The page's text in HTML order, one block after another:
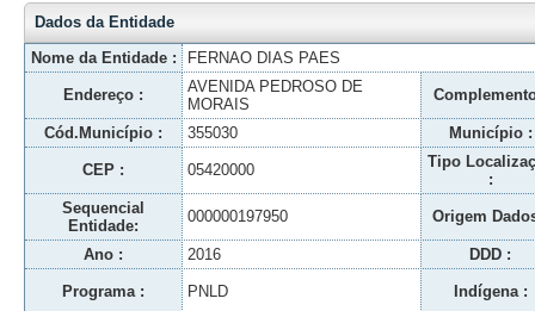
Dados da Entidade
Nome da Entidade :
FERNAO DIAS PAES
Endereço :
AVENIDA PEDROSO DE
MORAIS
Cód.Município : 355030 Município :
CEP : 05420000
Tipo
:
Sequencial
Entidade:
000000197950 Origem
Ano : 2016 DDD :
Programa : PNLD Indígena :